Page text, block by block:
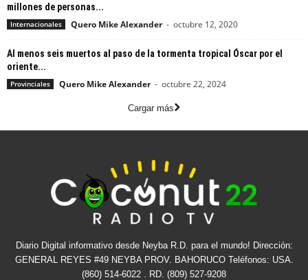
millones de personas...
Internacionales Quero Mike Alexander - octubre 12, 2020
Al menos seis muertos al paso de la tormenta tropical Óscar por el
oriente...
Provinciales Quero Mike Alexander - octubre 22, 2024
Cargar más
Diario Digital informativo desde Neyba R.D. para el mundo! Dirección:
GENERAL REYES #49 NEYBA PROV. BAHORUCO Teléfonos: USA.
(860) 514-6022 . RD. (809) 527-9208